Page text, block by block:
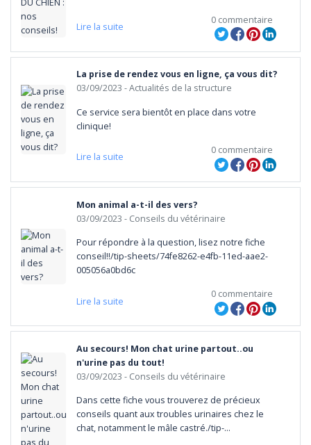
Lire la suite
0 commentaire
La prise de rendez vous en ligne, ça vous dit?
03/09/2023 - Actualités de la structure
Ce service sera bientôt en place dans votre
clinique!
Lire la suite
0 commentaire
Mon animal a-t-il des vers?
03/09/2023 - Conseils du vétérinaire
Pour répondre à la question, lisez notre fiche
conseil!!/tip-sheets/74fe8262-e4fb-11ed-aae2-
005056a0bd6c
Lire la suite
0 commentaire
Au secours! Mon chat urine partout..ou
n'urine pas du tout!
03/09/2023 - Conseils du vétérinaire
Dans cette fiche vous trouverez de précieux
conseils quant aux troubles urinaires chez le
chat, notamment le mâle castré./tip-